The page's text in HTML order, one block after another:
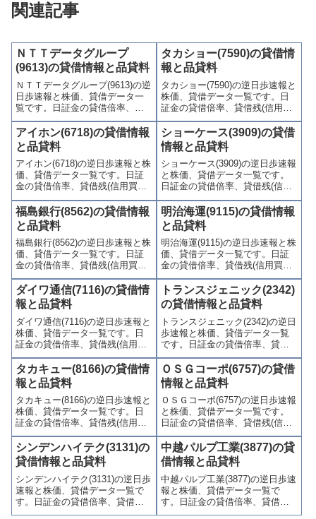
関連記事
ＮＴＴデータグループ
(9613)の貸借情報と品貸料
ＮＴＴデータグループ(9613)の逆
日歩速報と株価、貸借データ一
覧です。日証金の貸借倍率、貸
借残(信用買残、信用売残)、品貸
料(逆日歩)、東証の週末残高、規
制(注意喚起・申込停止)など、空
売り関連情報を集計し、図解で
わかりやすくまとめて掲載して
います。
タカショー(7590)の貸借情
報と品貸料
タカショー(7590)の逆日歩速報と
株価、貸借データ一覧です。日
証金の貸借倍率、貸借残(信用買
残、信用売残)、品貸料(逆日
歩)、東証の週末残高、規制(注意
喚起・申込停止)など、空売り関
連情報を集計し、図解でわかり
やすくまとめて掲載していま
す。
アイホン(6718)の貸借情報
と品貸料
アイホン(6718)の逆日歩速報と株
価、貸借データ一覧です。日証
金の貸借倍率、貸借残(信用買
残、信用売残)、品貸料(逆日
歩)、東証の週末残高、規制(注意
喚起・申込停止)など、空売り関
連情報を集計し、図解でわかり
やすくまとめて掲載していま
す。
ショーケース(3909)の貸借
情報と品貸料
ショーケース(3909)の逆日歩速報
と株価、貸借データ一覧です。
日証金の貸借倍率、貸借残(信用
買残、信用売残)、品貸料(逆日
歩)、東証の週末残高、規制(注意
喚起・申込停止)など、空売り関
連情報を集計し、図解でわかり
やすくまとめて掲載していま
す。
福島銀行(8562)の貸借情報
と品貸料
福島銀行(8562)の逆日歩速報と株
価、貸借データ一覧です。日証
金の貸借倍率、貸借残(信用買
残、信用売残)、品貸料(逆日
歩)、東証の週末残高、規制(注意
喚起・申込停止)など、空売り関
連情報を集計し、図解でわかり
やすくまとめて掲載していま
す。
明治海運(9115)の貸借情報
と品貸料
明治海運(9115)の逆日歩速報と株
価、貸借データ一覧です。日証
金の貸借倍率、貸借残(信用買
残、信用売残)、品貸料(逆日
歩)、東証の週末残高、規制(注意
喚起・申込停止)など、空売り関
連情報を集計し、図解でわかり
やすくまとめて掲載していま
す。
ダイワ通信(7116)の貸借情
報と品貸料
ダイワ通信(7116)の逆日歩速報と
株価、貸借データ一覧です。日
証金の貸借倍率、貸借残(信用買
残、信用売残)、品貸料(逆日
歩)、東証の週末残高、規制(注意
喚起・申込停止)など、空売り関
連情報を集計し、図解でわかり
やすくまとめて掲載していま
す。
トランスジェニック(2342)
の貸借情報と品貸料
トランスジェニック(2342)の逆日
歩速報と株価、貸借データ一覧
です。日証金の貸借倍率、貸借
残(信用買残、信用売残)、品貸料
(逆日歩)、東証の週末残高、規制
(注意喚起・申込停止)など、空売
り関連情報を集計し、図解でわ
かりやすくまとめて掲載してい
ます。
タカキュー(8166)の貸借情
報と品貸料
タカキュー(8166)の逆日歩速報と
株価、貸借データ一覧です。日
証金の貸借倍率、貸借残(信用買
残、信用売残)、品貸料(逆日
歩)、東証の週末残高、規制(注意
喚起・申込停止)など、空売り関
連情報を集計し、図解でわかり
やすくまとめて掲載していま
す。
ＯＳＧコーポ(6757)の貸借
情報と品貸料
ＯＳＧコーポ(6757)の逆日歩速報
と株価、貸借データ一覧です。
日証金の貸借倍率、貸借残(信用
買残、信用売残)、品貸料(逆日
歩)、東証の週末残高、規制(注意
喚起・申込停止)など、空売り関
連情報を集計し、図解でわかり
やすくまとめて掲載していま
す。
シンデンハイテク(3131)の
貸借情報と品貸料
シンデンハイテク(3131)の逆日歩
速報と株価、貸借データ一覧で
す。日証金の貸借倍率、貸借残
(信用買残、信用売残)、品貸料
中越パルプ工業(3877)の貸
借情報と品貸料
中越パルプ工業(3877)の逆日歩速
報と株価、貸借データ一覧で
す。日証金の貸借倍率、貸借残
(信用買残、信用売残)、品貸料